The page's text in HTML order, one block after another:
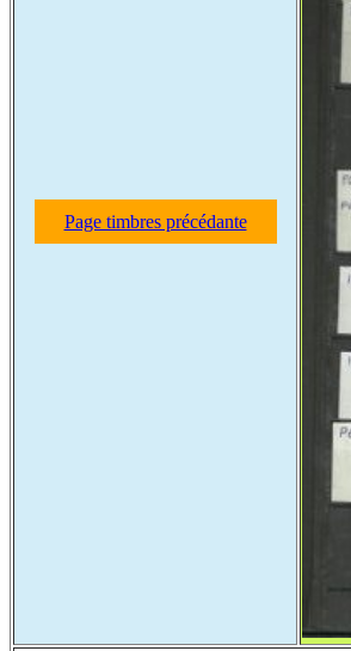
Page timbres précédante